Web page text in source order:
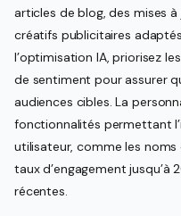
articles de blog, des mises
créatifs publicitaires
l’optimisation IA, priorisez
de sentiment pour assurer
audiences cibles. La
fonctionnalités permettant
utilisateur, comme les
taux d’engagement
récentes.